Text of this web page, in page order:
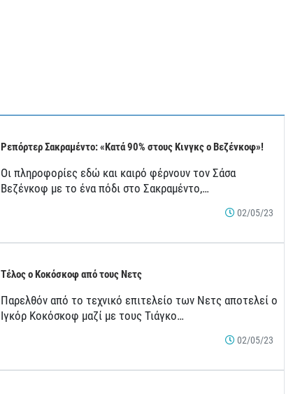
Ρεπόρτερ Σακραμέντο: «Κατά 90% στους Κινγκς ο Βεζένκοφ»!
Οι πληροφορίες εδώ και καιρό φέρνουν τον Σάσα
Βεζένκοφ με το ένα πόδι στο Σακραμέντο,…
02/05/23
Τέλος ο Κοκόσκοφ από τους Νετς
Παρελθόν από το τεχνικό επιτελείο των Νετς αποτελεί ο
Ιγκόρ Κοκόσκοφ μαζί με τους Τιάγκο…
02/05/23